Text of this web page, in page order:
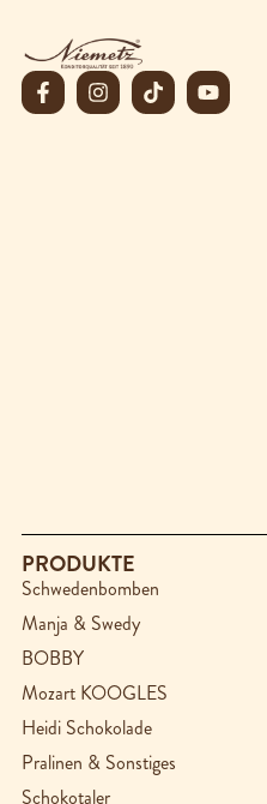
PRODUKTE
Schwedenbomben
Manja & Swedy
BOBBY
Mozart KOOGLES
Heidi Schokolade
Pralinen & Sonstiges
Schokotaler